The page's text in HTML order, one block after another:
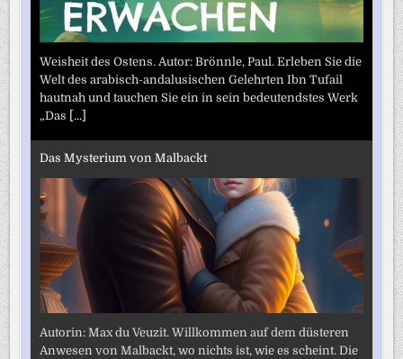
Weisheit des Ostens. Autor: Brönnle, Paul. Erleben Sie die
Welt des arabisch-andalusischen Gelehrten Ibn Tufail
hautnah und tauchen Sie ein in sein bedeutendstes Werk
„Das [...]
Das Mysterium von Malbackt
Autorin: Max du Veuzit. Willkommen auf dem düsteren
Anwesen von Malbackt, wo nichts ist, wie es scheint. Die